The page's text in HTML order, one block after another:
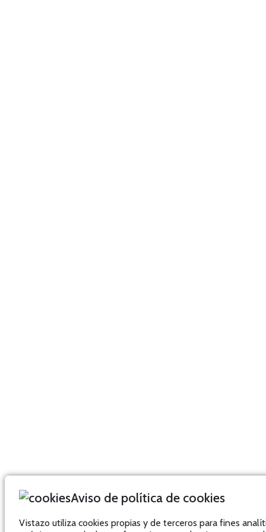
Aviso de política de cookies
Vistazo utiliza cookies propias y de terceros para fines